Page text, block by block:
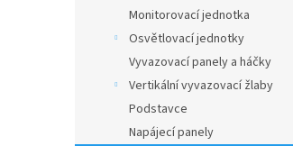
Monitorovací jednotka
Osvětlovací jednotky
Vyvazovací panely a háčky
Vertikální vyvazovací žlaby
Podstavce
Napájecí panely